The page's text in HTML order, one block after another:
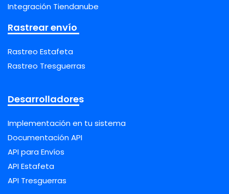
Integración Tiendanube
Rastrear envío
Rastreo Estafeta
Rastreo Tresguerras
Desarrolladores
Implementación en tu sistema
Documentación API
API para Envíos
API Estafeta
API Tresguerras